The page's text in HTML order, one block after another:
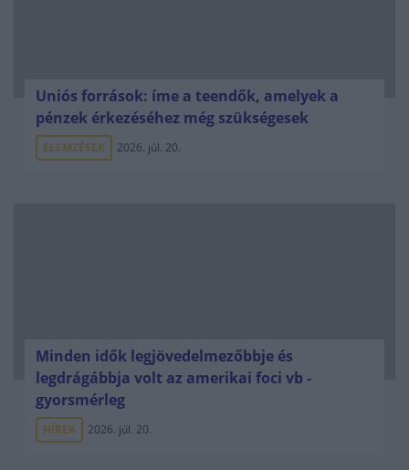
Uniós források: íme a teendők, amelyek a
pénzek érkezéséhez még szükségesek
ELEMZÉSEK 2026. júl. 20.
Minden idők legjövedelmezőbbje és
legdrágábbja volt az amerikai foci vb -
gyorsmérleg
HÍREK 2026. júl. 20.